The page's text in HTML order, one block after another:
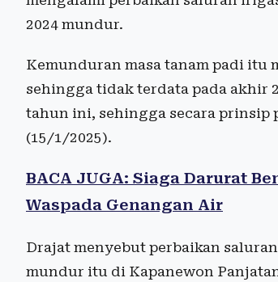
2024 mundur.
Kemunduran masa tanam padi itu
sehingga tidak terdata pada akhir
tahun ini, sehingga secara prinsip
(15/1/2025).
BACA JUGA: Siaga Darurat
Waspada Genangan Air
Drajat menyebut perbaikan
mundur itu di Kapanewon